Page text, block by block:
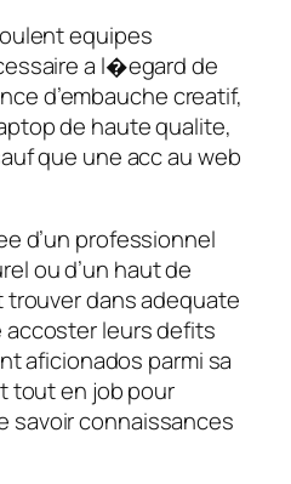
equipes
a l�egard de
d’embauche creatif,
de haute qualite,
que une acc au web
d’un professionnel
ou d’un haut de
dans adequate
leurs defits
aficionados parmi sa
tout en job pour
savoir connaissances